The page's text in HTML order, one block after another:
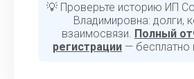
💡 Проверьте историю ИП
Владимировна: долги,
взаимосвязи. Полный
регистрации — бесплатно